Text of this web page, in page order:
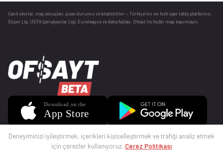
Canlı skorlar , maç sonuçları, puan durumu ve istatistikler — Türkiye’nin en hızlı spor takip platformu.
Süper Lig, UEFA Şampiyonlar Ligi, Euroleague ve daha fazlası. Ofsayt ile hiçbir maçı kaçırmayın.
Deneyiminizi iyileştirmek, içerikleri kişiselleştirmek ve trafiği analiz etmek
için çerezler kullanıyoruz. Çerez Politikası